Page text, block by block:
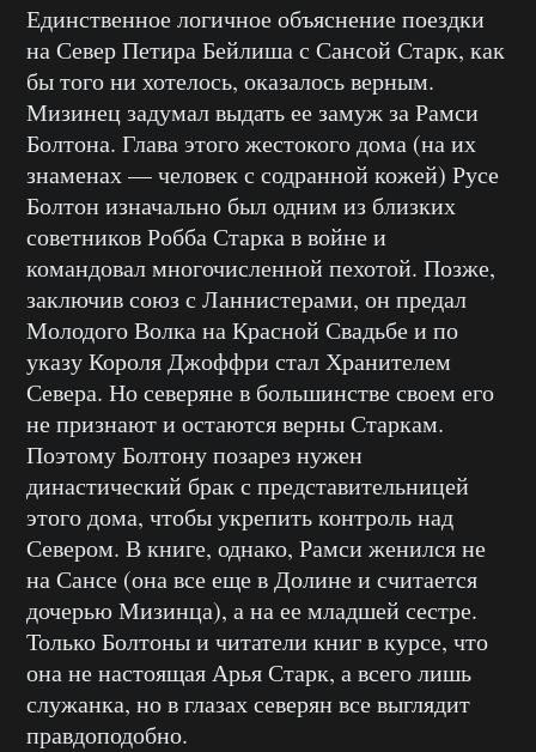
Единственное логичное объяснение поездки
на Север Петира Бейлиша с Сансой Старк, как
бы того ни хотелось, оказалось верным.
Мизинец задумал выдать ее замуж за Рамси
Болтона. Глава этого жестокого дома (на их
знаменах — человек с содранной кожей) Русе
Болтон изначально был одним из близких
советников Робба Старка в войне и
командовал многочисленной пехотой. Позже,
заключив союз с Ланнистерами, он предал
Молодого Волка на Красной Свадьбе и по
указу Короля Джоффри стал Хранителем
Севера. Но северяне в большинстве своем его
не признают и остаются верны Старкам.
Поэтому Болтону позарез нужен
династический брак с представительницей
этого дома, чтобы укрепить контроль над
Севером. В книге, однако, Рамси женился не
на Сансе (она все еще в Долине и считается
дочерью Мизинца), а на ее младшей сестре.
Только Болтоны и читатели книг в курсе, что
она не настоящая Арья Старк, а всего лишь
служанка, но в глазах северян все выглядит
правдоподобно.